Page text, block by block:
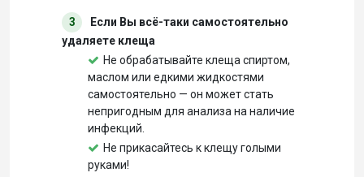
3
Если Вы всё-таки самостоятельно
удаляете клеща
Не обрабатывайте клеща спиртом,
маслом или едкими жидкостями
самостоятельно — он может стать
непригодным для анализа на наличие
инфекций.
Не прикасайтесь к клещу голыми
руками!